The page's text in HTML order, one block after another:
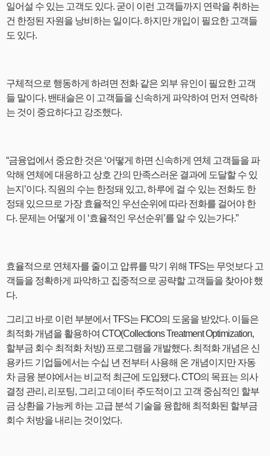
일어설 수 있는 고객도 있다. 굳이 이런 고객들까지 연락을 취하는
건 한정된 자원을 낭비하는 일이다. 하지만 개입이 필요한 고객들
도 있다.
구체적으로 행동하게 하려면 전화 같은 외부 유인이 필요한 고객
들 말이다. 밴태슬은 이 고객들을 신속하게 파악하여 먼저 연락하
는 것이 중요하다고 강조했다.
“금융업에서 중요한 것은 ‘어떻게 하면 신속하게 연체 고객들을 파
악해 연체에 대응하고 상호 간의 만족스러운 결과에 도달할 수 있
는지’이다. 직원의 수는 한정돼 있고, 하루에 걸 수 있는 전화도 한
정돼 있으므로 가장 효율적인 우선순위에 따라 전화를 걸어야 한
다. 문제는 어떻게 이 ‘효율적인 우선순위’를 알 수 있는가다.”
효율적으로 연체자를 줄이고 압류를 막기 위해 TFS는 무엇보다 고
객들을 정확하게 파악하고 집중적으로 공략할 고객들을 찾아야 했
다.
그리고 바로 이런 부분에서 TFS는 FICO의 도움을 받았다. 이들은
최적화 개념을 활용하여 CTO(Collections Treatment Optimization,
할부금 회수 최적화 처방) 프로그램을 개발했다. 최적화 개념은 신
용카드 기업들에서는 수십 년 전부터 사용해 온 개념이지만 자동
차 금융 분야에서는 비교적 최근에 도입됐다. CTO의 목표는 의사
결정 관리, 리포팅, 그리고 데이터 주도적이고 고객 중심적인 할부
금 상환을 가능케 하는 고급 분석 기술을 융합해 최적화된 할부금
회수 처방을 내리는 것이었다.